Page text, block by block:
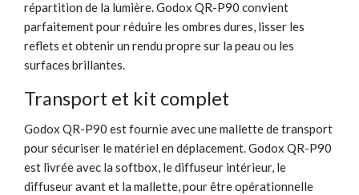
répartition de la lumière. Godox QR-P90 convient
parfaitement pour réduire les ombres dures, lisser les
reflets et obtenir un rendu propre sur la peau ou les
surfaces brillantes.
Transport et kit complet
Godox QR-P90 est fournie avec une mallette de transport
pour sécuriser le matériel en déplacement. Godox QR-P90
est livrée avec la softbox, le diffuseur intérieur, le
diffuseur avant et la mallette, pour être opérationnelle